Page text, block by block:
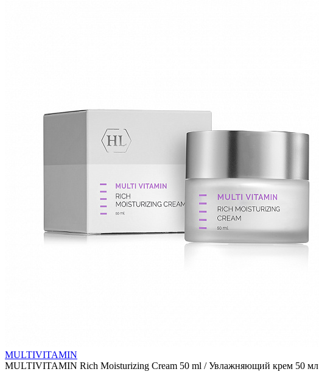
MULTIVITAMIN
MULTIVITAMIN Rich Moisturizing Cream 50 ml / Увлажняющий крем 50 мл